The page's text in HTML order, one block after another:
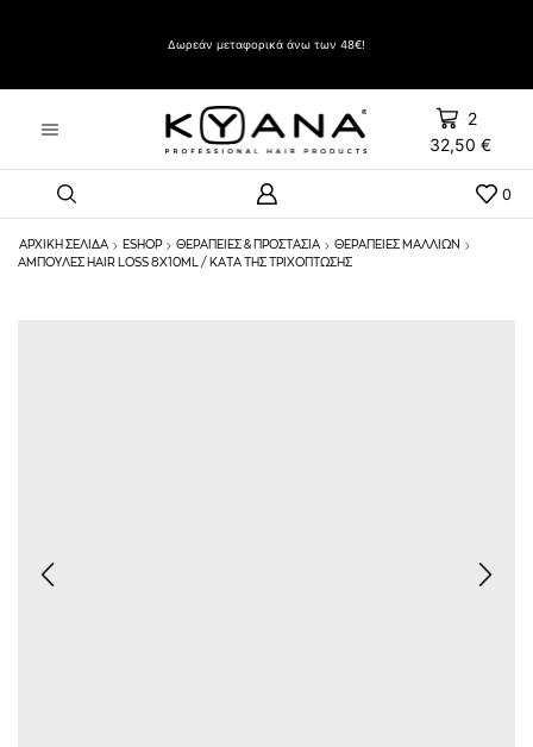
Δωρεάν μεταφορικά άνω των 48€!
2
32,50 €
0
ΑΡΧΙΚΉ ΣΕΛΊΔΑ ESHOP ΘΕΡΑΠΕΙΕΣ & ΠΡΟΣΤΑΣΙΑ
ΘΕΡΑΠΕΊΕΣ ΜΑΛΛΙΏΝ
ΑΜΠΟΥΛΕΣ HAIR LOSS 8X10ML / ΚΑΤΆ ΤΗΣ ΤΡΙΧΌΠΤΩΣΗΣ